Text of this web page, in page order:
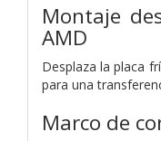
Montaje
AMD
Desplaza la placa
para una
Marco de